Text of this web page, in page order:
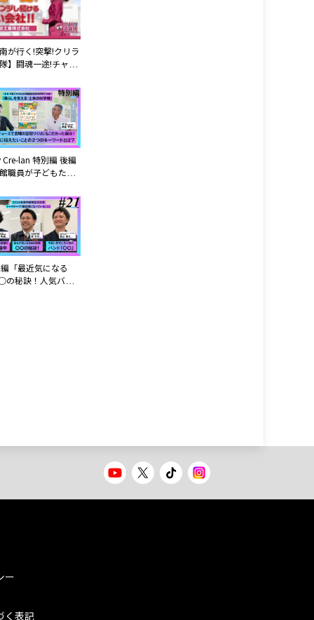
が行く!突撃!クリラ
】闘魂一途!チャレ
業株式会社】編
Cre-lan 特別編 後編
職員が子どもたち
姫路科学館で開催
木の科学展』につ
館職員の方と対談!
「最近気になる
秘訣！人気バン
ー
く表記